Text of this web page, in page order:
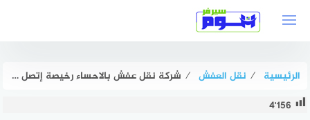
الرئيسية ⁄ نقل العفش ⁄ شركة نقل عفش بالاحساء رخيصة إتصل الآن خصم 57% هوم سيرفر
4٬156